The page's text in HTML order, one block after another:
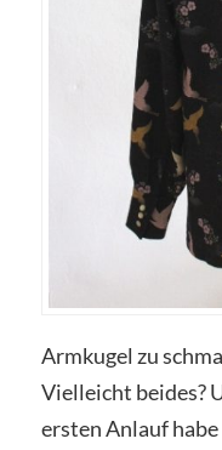
Armkugel zu
Vielleicht beides?
ersten Anlauf